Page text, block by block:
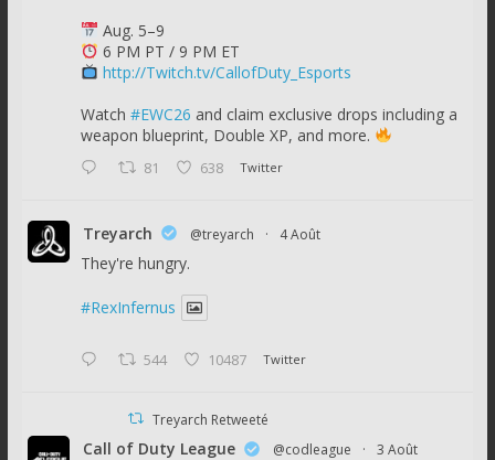
Aug. 5–9
6 PM PT / 9 PM ET
http://Twitch.tv/CallofDuty_Esports
Watch #EWC26 and claim exclusive drops including a
weapon blueprint, Double XP, and more.
81 638 Twitter
Treyarch @treyarch · 4 Août
They're hungry.
#RexInfernus
544 10487 Twitter
Treyarch Retweeté
Call of Duty League @codleague · 3 Août